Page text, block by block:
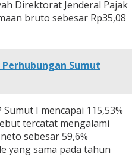
Direktorat Jenderal Pajak
bruto sebesar Rp35,08
Perhubungan Sumut
I mencapai 115,53%
tercatat mengalami
sebesar 59,6%
yang sama pada tahun